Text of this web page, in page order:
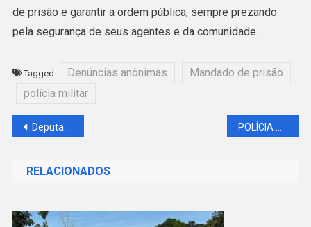
de prisão e garantir a ordem pública, sempre prezando
pela segurança de seus agentes e da comunidade.
Tagged Denúncias anônimas
Mandado de prisão
polícia militar
Navegação
Post
Deputado Pablo Bregense e Vereador Rozeno Melo participam de reunião com Associação de Mães Atípicas de Acrelândia
RELACIONADOS